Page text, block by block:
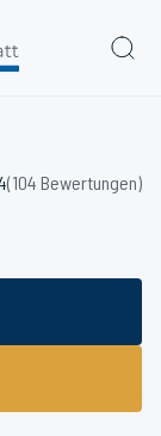
(104 Bewertungen)